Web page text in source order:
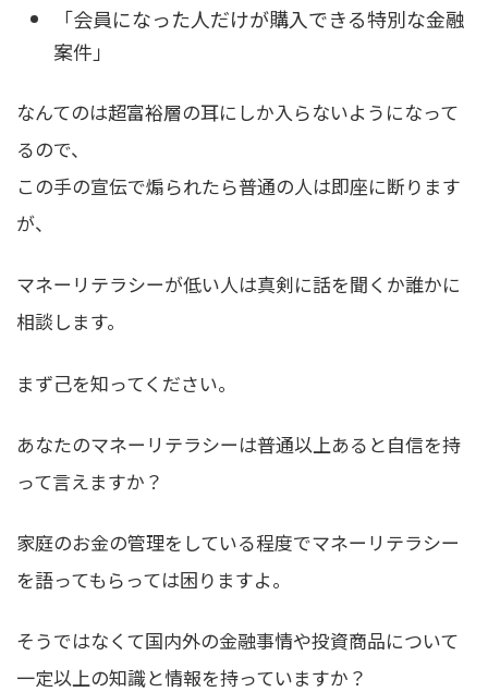
「会員になった人だけが購入できる特別な金融
案件」
なんてのは超富裕層の耳にしか入らないようになって
るので、
この手の宣伝で煽られたら普通の人は即座に断ります
が、
マネーリテラシーが低い人は真剣に話を聞くか誰かに
相談します。
まず己を知ってください。
あなたのマネーリテラシーは普通以上あると自信を持
って言えますか？
家庭のお金の管理をしている程度でマネーリテラシー
を語ってもらっては困りますよ。
そうではなくて国内外の金融事情や投資商品について
一定以上の知識と情報を持っていますか？